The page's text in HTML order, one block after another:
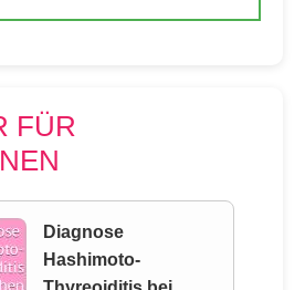
FÜR
Diagnose
Hashimoto-